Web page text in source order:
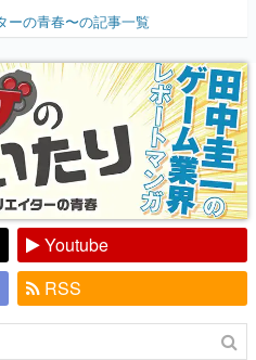
ンプ』色だった【若ゲのいた
ーの青春〜の記事一覧
Youtube
RSS